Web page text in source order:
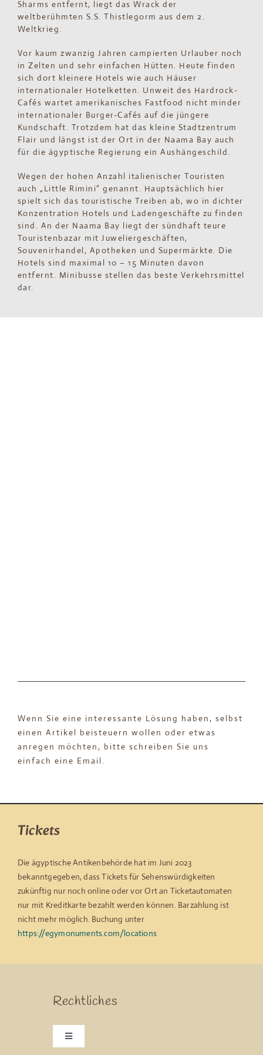
Sharms entfernt, liegt das Wrack der
weltberühmten S.S. Thistlegorm aus dem 2.
Weltkrieg.
Vor kaum zwanzig Jahren campierten Urlauber noch
in Zelten und sehr einfachen Hütten. Heute finden
sich dort kleinere Hotels wie auch Häuser
internationaler Hotelketten. Unweit des Hardrock-
Cafés wartet amerikanisches Fastfood nicht minder
internationaler Burger-Cafés auf die jüngere
Kundschaft. Trotzdem hat das kleine Stadtzentrum
Flair und längst ist der Ort in der Naama Bay auch
für die ägyptische Regierung ein Aushängeschild.
Wegen der hohen Anzahl italienischer Touristen
auch „Little Rimini“ genannt. Hauptsächlich hier
spielt sich das touristische Treiben ab, wo in dichter
Konzentration Hotels und Ladengeschäfte zu finden
sind. An der Naama Bay liegt der sündhaft teure
Touristenbazar mit Juweliergeschäften,
Souvenirhandel, Apotheken und Supermärkte. Die
Hotels sind maximal 10 – 15 Minuten davon
entfernt. Minibusse stellen das beste Verkehrsmittel
dar.
Wenn Sie eine interessante Lösung haben, selbst
einen Artikel beisteuern wollen oder etwas
anregen möchten, bitte schreiben Sie uns
einfach eine Email.
Tickets
Die ägyptische Antikenbehörde hat im Juni 2023
bekanntgegeben, dass Tickets für Sehenswürdigkeiten
zukünftig nur noch online oder vor Ort an Ticketautomaten
nur mit Kreditkarte bezahlt werden können. Barzahlung ist
nicht mehr möglich. Buchung unter
https://egymonuments.com/locations
Rechtliches
Toggle